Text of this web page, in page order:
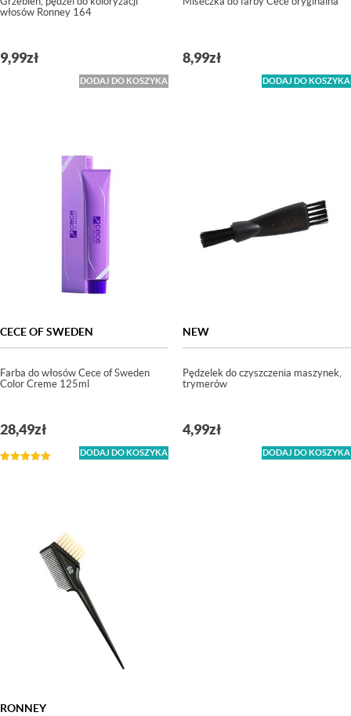
włosów Ronney 164
9,99zł
DODAJ DO KOSZYKA
8,99zł
DODAJ DO KOSZYKA
CECE OF SWEDEN
Farba do włosów Cece of Sweden
Color Creme 125ml
28,49zł
DODAJ DO KOSZYKA
NEW
Pędzelek do czyszczenia maszynek,
trymerów
4,99zł
DODAJ DO KOSZYKA
RONNEY